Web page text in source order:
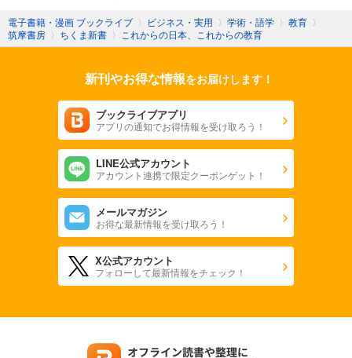
電子書籍・漫画 ブックライブ 〉 ビジネス・実用 〉 学術・語学 〉 教育 〉
筑摩書房 〉 ちくま新書 〉 これからの日本、これからの教育
新刊やお得な情報をお届けします！
ブックライブアプリ
アプリの通知でお得情報を受け取ろう！
LINE公式アカウント
アカウント連携で限定クーポンゲット！
メールマガジン
お得な最新情報を受け取ろう！
X公式アカウント
フォローして最新情報をチェック！